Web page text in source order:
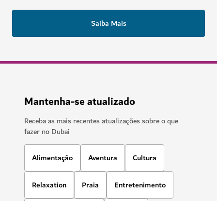
Saiba Mais
Mantenha-se atualizado
Receba as mais recentes atualizações sobre o que
fazer no Dubai
Alimentação Aventura Cultura
Relaxation Praia Entretenimento